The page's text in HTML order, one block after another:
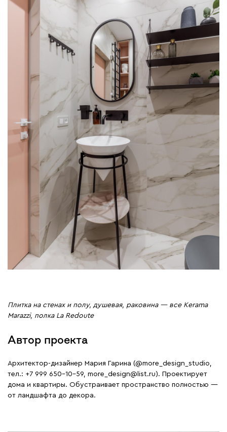
Плитка на стенах и полу, душевая, раковина — все Kerama
Marazzi, полка La Redoute
Автор проекта
Архитектор-дизайнер Мария Гарина (@more_design_studio,
тел.: +7 999 650-10-59, more_design@list.ru). Проектирует
дома и квартиры. Обустраивает пространство полностью —
от ландшафта до декора.